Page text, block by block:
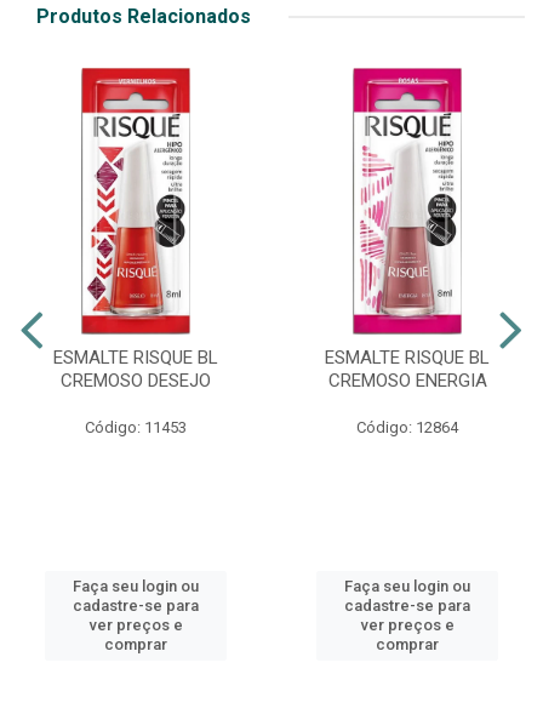
Produtos Relacionados
ESMALTE RISQUE BL
CREMOSO DESEJO
Código: 11453
Faça seu login ou
cadastre-se para
ver preços e
comprar
ESMALTE RISQUE BL
CREMOSO ENERGIA
Código: 12864
Faça seu login ou
cadastre-se para
ver preços e
comprar